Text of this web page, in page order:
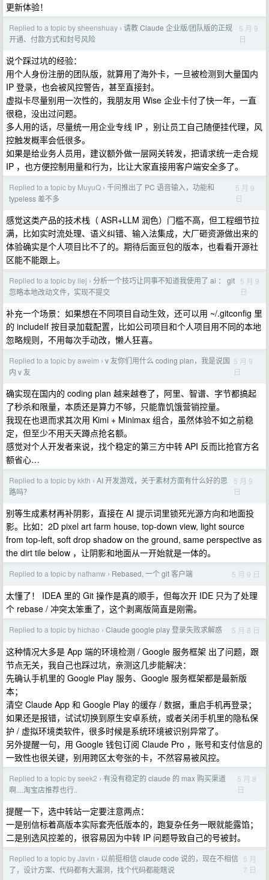
更新体验！
Replied to a topic by sheenshuay › 请教 Claude 企业版/团队版的正规
开通、付款方式和封号风险
5 月 9
日
说个踩过坑的经验：
用个人身份注册的团队版，就算用了海外卡，一旦被检测到大量国内
IP 登录，也会被风控警告，甚至直接封。
虚拟卡尽量别用一次性的，我朋友用 Wise 企业卡付了快一年，一直
很稳，没出过问题。
多人用的话，尽量统一用企业专线 IP ，别让员工自己随便挂代理，风
控触发概率会低很多。
如果是给业务人员用，建议额外做一层网关转发，把请求统一走合规
IP ，也方便控制用量和行为，比让大家直接用客户端安全多了。
Replied to a topic by MuyuQ › 千问推出了 PC 语音输入，功能和
typeless 差不多
5 月 9
日
感觉这类产品的技术栈（ ASR+LLM 润色）门槛不高，但工程细节拉
满，比如实时流处理、语义纠错、输入法集成，大厂砸资源做出来的
体验确实是个人项目比不了的。期待后面豆包的版本，也看看开源社
区能不能跟上。
Replied to a topic by llej › 分析一个技巧让同事不知道我使用了 ai ： git
忽略本地改动文件，实现不提交
5 月 9
日
补充一个场景：如果想在不同项目自动生效，还可以用 ~/.gitconfig 里
的 includeIf 按目录加载配置，比如公司项目和个人项目用不同的本地
忽略规则，不用每次手动改，懒人狂喜。
Replied to a topic by aweim › v 友你们用什么 coding plan，我是说国
内 v 友
5 月 9
日
确实现在国内的 coding plan 越来越卷了，阿里、智谱、字节都搞起
了秒杀和限量，本质还是算力不够，只能靠饥饿营销控量。
我现在也退而求其次用 Kimi + Minimax 组合，虽然体验不如之前稳
定，但至少不用天天蹲点抢名额。
感觉对个人开发者来说，找个稳定的第三方中转 API 反而比抢官方名
额省心…
Replied to a topic by kkth › AI 开发游戏，关于素材方面有什么好的思
路吗？
5 月 9
日
别等生成素材再补阴影，直接在 AI 提示词里锁死光源方向和地面投
影。比如：2D pixel art farm house, top-down view, light source
from top-left, soft drop shadow on the ground, same perspective as
the dirt tile below ，让阴影和地面从一开始就是一体的。
Replied to a topic by nathanw › Rebased, 一个 git 客户端 5 月 9 日
太懂了！ IDEA 里的 Git 操作是真的顺手，但每次开 IDE 只为了处理
个 rebase / 冲突太笨重了，这个剥离版简直是刚需。
Replied to a topic by hichao › Claude google play 登录失败求解惑 5 月 8 日
这种情况大多是 App 端的环境检测 / Google 服务框架 出了问题，跟
节点无关，我自己也踩过坑，亲测这几步能解决：
先确认手机里的 Google Play 服务、Google 服务框架都是最新版
本；
清空 Claude App 和 Google Play 的缓存 / 数据，重启手机再登录；
如果还是报错，试试切换到原生安卓系统，或者关闭手机里的隐私保
护 / 虚拟环境类软件，很多时候是系统环境被识别异常了。
另外提醒一句，用 Google 钱包订阅 Claude Pro ，账号和支付信息的
一致性也很关键，别用跨区太夸张的卡，不然容易被风控。
Replied to a topic by seek2 › 有没有稳定的 claude 的 max 购买渠道
啊....淘宝店推荐也行..
5 月 8
日
提醒一下，选中转站一定要注意两点：
一是别信标着高版本实际套壳低版本的，跑复杂任务一眼就能露馅；
二是别选风控差的，很容易因为中转 IP 问题导致自己的号被封。
Replied to a topic by Javin › 以前挺相信 claude code 说的，现在不相信
了，设计方案、代码都有大漏洞，找个代码都能瞎说
5 月
7 日